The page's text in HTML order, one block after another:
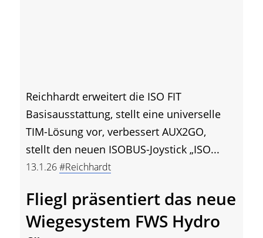
Reichhardt erweitert die ISO FIT
Basisausstattung, stellt eine universelle
TIM-Lösung vor, verbessert AUX2GO,
stellt den neuen ISOBUS-Joystick „ISO...
13.1.26#Reichhardt
Fliegl präsentiert das neue
Wiegesystem FWS Hydro